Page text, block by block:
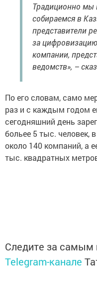
Традиционно мы
собираемся в
представители
за
компании,
ведомств», –
По его словам, само
раз и с каждым годом
сегодняшний день
больее 5 тыс. человек,
около 140 компаний, а
тыс. квадратных
Следите за
Telegram-канале